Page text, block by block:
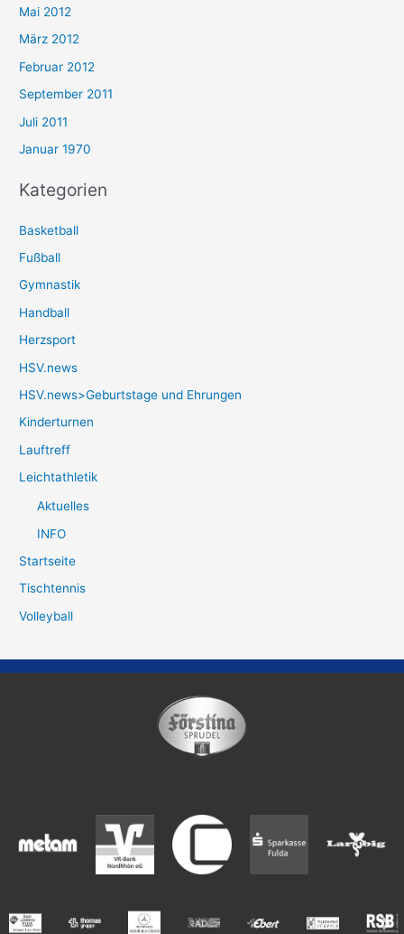
Mai 2012
März 2012
Februar 2012
September 2011
Juli 2011
Januar 1970
Kategorien
Basketball
Fußball
Gymnastik
Handball
Herzsport
HSV.news
HSV.news>Geburtstage und Ehrungen
Kinderturnen
Lauftreff
Leichtathletik
Aktuelles
INFO
Startseite
Tischtennis
Volleyball